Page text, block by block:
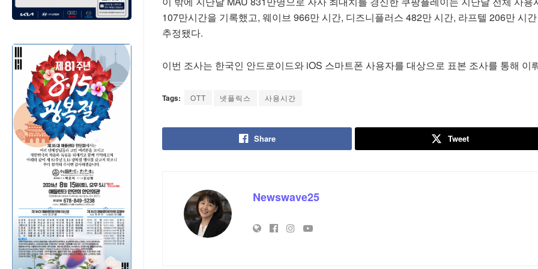
107만시간을 기록했고, 웨이브 966만 시간, 디즈니플러스 482만 시간, 라프텔 206만 시
추정됐다.
이번 조사는 한국인 안드로이드와 iOS 스마트폰 사용자를 대상으로 표본 조사를 통해 이
Tags: OTT 넷플릭스 사용시간
Share Tweet
Newswave25